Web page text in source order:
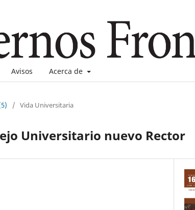
Avisos Acerca de
/ Vida Universitaria
Universitario nuevo Rector